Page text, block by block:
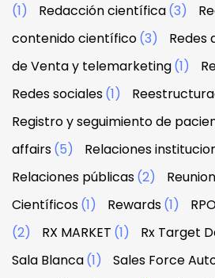
(1)
Redacción científica(3)
contenido científico(3) Redes
de Venta y telemarketing(1)
Redes sociales(1)
Registro y seguimiento de
affairs(5) Relaciones
Relaciones públicas(2)
Científicos(1) Rewards(1)
(2)
RX MARKET (1) Rx Target
Sala Blanca(1) Sales Force